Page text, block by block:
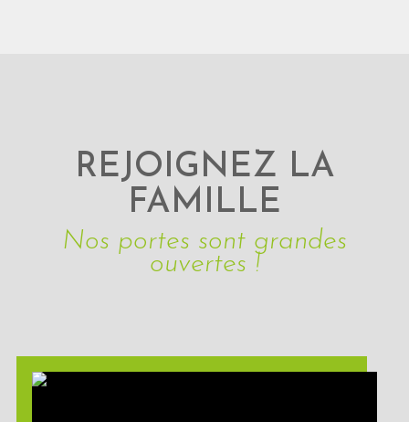
REJOIGNEZ LA
FAMILLE
Nos portes sont grandes
ouvertes !